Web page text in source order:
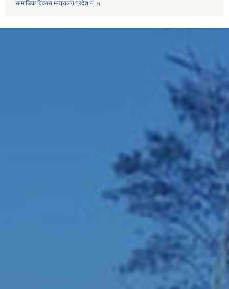
सामाजिक विकास मन्त्रालय प्रदेश नं. ५